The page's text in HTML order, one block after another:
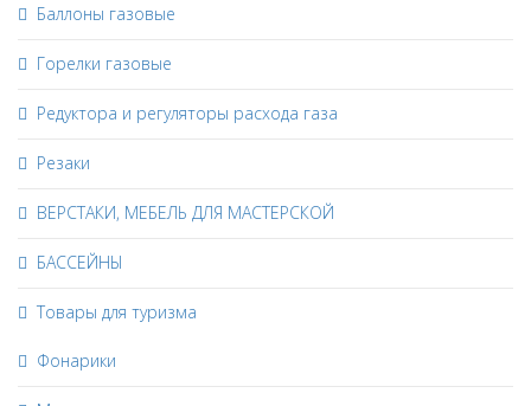
Баллоны газовые
Горелки газовые
Редуктора и регуляторы расхода газа
Резаки
ВЕРСТАКИ, МЕБЕЛЬ ДЛЯ МАСТЕРСКОЙ
БАССЕЙНЫ
Товары для туризма
Фонарики